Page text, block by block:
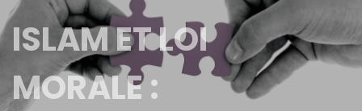
ISLAM ET LOI
MORALE :